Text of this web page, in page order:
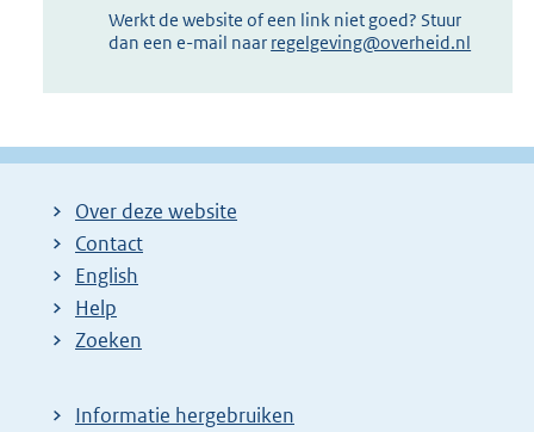
Werkt de website of een link niet goed? Stuur
dan een e-mail naar regelgeving@overheid.nl
Over deze website
Contact
English
Help
Zoeken
Informatie hergebruiken